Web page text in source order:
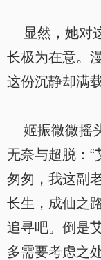
显然，她对
长极为在意。
这份沉静却满
姬振微微摇
无奈与超脱：“
匆匆，我这副
长生，成仙之
追寻吧。倒是
多需要考虑之